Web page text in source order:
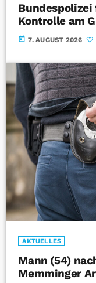
Kontrolle am
today 7. AUGUST 2026
AKTUELLES
Mann (54)
Memminger